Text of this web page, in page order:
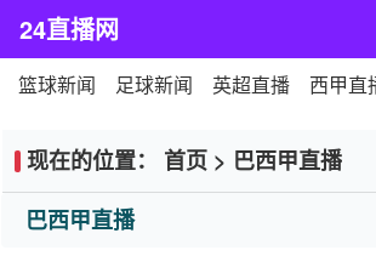
24直播网
篮球新闻 足球新闻 英超直播 西甲直
现在的位置： 首页 > 巴西甲直播
巴西甲直播